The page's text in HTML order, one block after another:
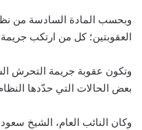
وبحسب المادة السادسة من
العقوبتين؛ كل من ارتكب
وتكون عقوبة جريمة التحرش
بعض الحالات التي حدّدها
وكان النائب العام، الشيخ